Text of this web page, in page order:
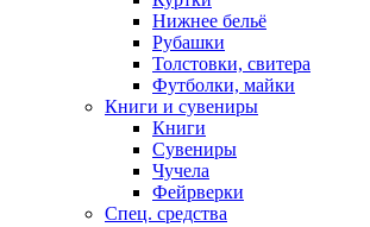
Нижнее бельё
Рубашки
Толстовки, свитера
Футболки, майки
Книги и сувениры
Книги
Сувениры
Чучела
Фейрверки
Спец. средства